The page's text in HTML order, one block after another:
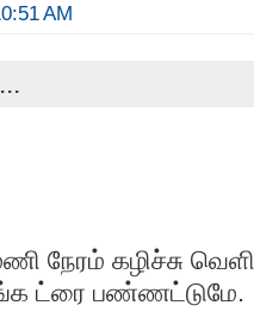
AM
நேரம் கழிச்சு
ட்ரை பண்ணட்டுமே.